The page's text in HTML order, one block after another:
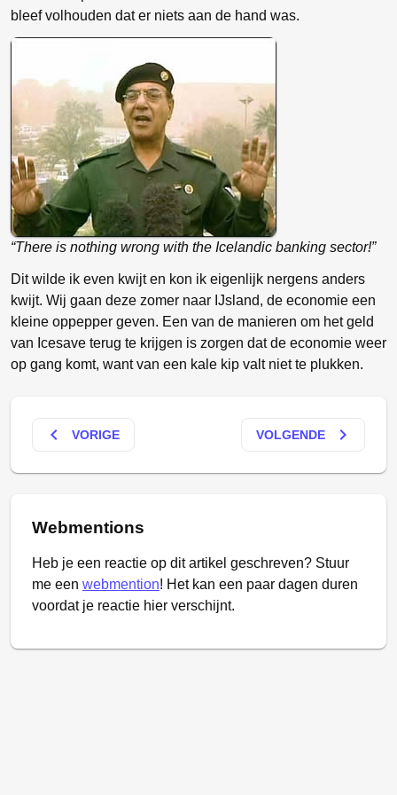
bleef volhouden dat er niets aan de hand was.
“There is nothing wrong with the Icelandic banking sector!”
Dit wilde ik even kwijt en kon ik eigenlijk nergens anders
kwijt. Wij gaan deze zomer naar IJsland, de economie een
kleine oppepper geven. Een van de manieren om het geld
van Icesave terug te krijgen is zorgen dat de economie weer
op gang komt, want van een kale kip valt niet te plukken.
keyboard_arrow_left VORIGE VOLGENDE keyboard_arrow_right
Webmentions
Heb je een reactie op dit artikel geschreven? Stuur
me een webmention! Het kan een paar dagen duren
voordat je reactie hier verschijnt.